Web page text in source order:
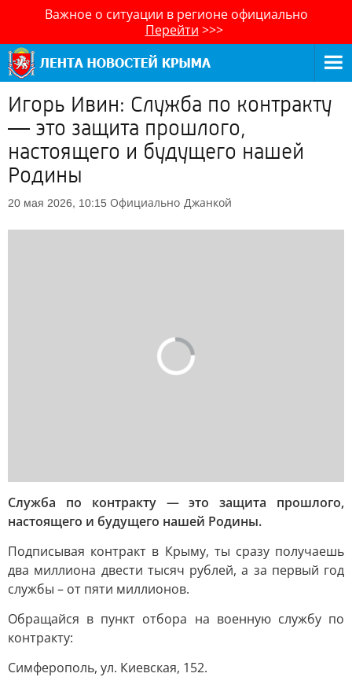
Важное о ситуации в регионе официально
Перейти >>>
Игорь Ивин: Служба по контракту
— это защита прошлого,
настоящего и будущего нашей
Родины
20 мая 2026, 10:15 Официально Джанкой
Служба по контракту — это защита прошлого,
настоящего и будущего нашей Родины.
Подписывая контракт в Крыму, ты сразу получаешь
два миллиона двести тысяч рублей, а за первый год
службы – от пяти миллионов.
Обращайся в пункт отбора на военную службу по
контракту:
Симферополь, ул. Киевская, 152.